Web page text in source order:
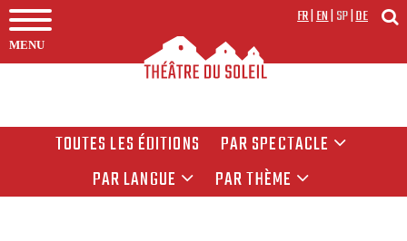
MENU
FR|EN|SP|DE
TOUTES LES ÉDITIONS
PAR SPECTACLE
PAR LANGUE
PAR THÈME